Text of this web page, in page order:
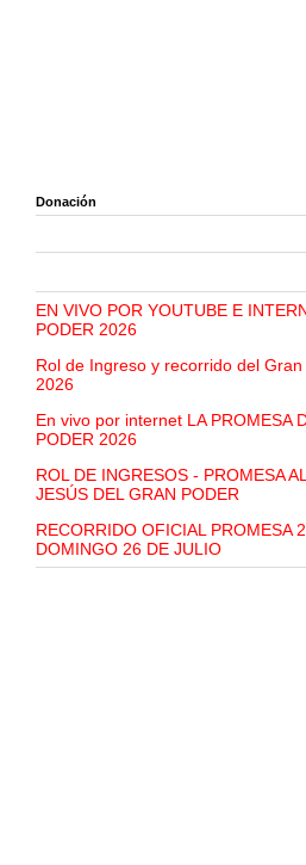
Donación
EN VIVO POR YOUTUBE E
PODER 2026
Rol de Ingreso y recorrido del
2026
En vivo por internet LA PROMESA
PODER 2026
ROL DE INGRESOS - PROMESA
JESÚS DEL GRAN PODER
RECORRIDO OFICIAL PROMESA
DOMINGO 26 DE JULIO